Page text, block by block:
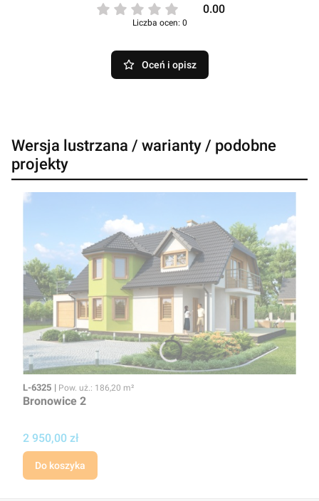
0.00
Liczba ocen: 0
Oceń i opisz
Wersja lustrzana / warianty / podobne
projekty
Kod
L-6325 Powierzchnia użytkowa
Pow. uż.: 186,20 m²
Bronowice 2
Cena
2 950,00 zł
Do koszyka